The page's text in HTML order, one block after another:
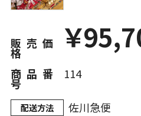
販売価
格 ￥
商品番
号
114
配送方法 佐川急便